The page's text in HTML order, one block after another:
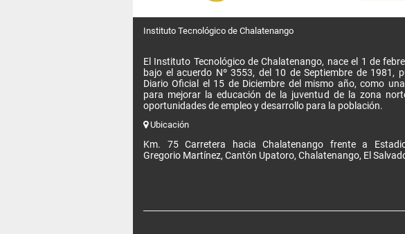
Instituto Tecnológico de Chalatenango
El Instituto Tecnológico de Chalatenango, nace el 1 de
bajo el acuerdo Nº 3553, del 10 de Septiembre de 1981,
Diario Oficial el 15 de Diciembre del mismo año, como
para mejorar la educación de la juventud de la zona
oportunidades de empleo y desarrollo para la población.
Ubicación
Km. 75 Carretera hacia Chalatenango frente a
Gregorio Martínez, Cantón Upatoro, Chalatenango, El